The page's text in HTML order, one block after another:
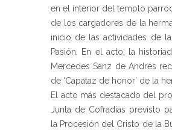
en el interior del templo
de los cargadores de la
inicio de las actividades de
Pasión. En el acto, la
Mercedes Sanz de Andrés
de ‘Capataz de honor’ de la
El acto más destacado del
Junta de Cofradías previsto
la Procesión del Cristo de la